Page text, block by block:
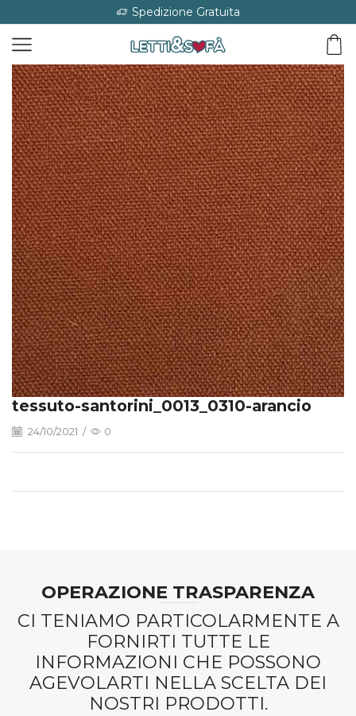
Spedizione Gratuita
tessuto-santorini_0013_0310-arancio
24/10/2021 / 0
OPERAZIONE TRASPARENZA
CI TENIAMO PARTICOLARMENTE A
FORNIRTI TUTTE LE
INFORMAZIONI CHE POSSONO
AGEVOLARTI NELLA SCELTA DEI
NOSTRI PRODOTTI.